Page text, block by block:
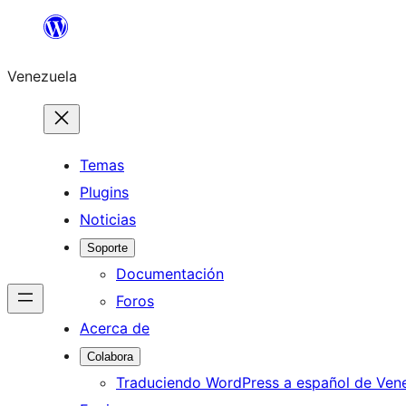
Saltar
contenido
Venezuela
Temas
Plugins
Noticias
Soporte
Documentación
Foros
Acerca de
Colabora
Traduciendo WordPress a español de